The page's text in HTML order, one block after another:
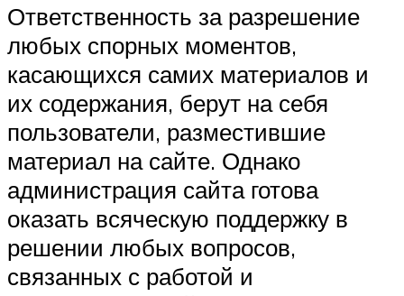
Ответственность за разрешение
любых спорных моментов,
касающихся самих материалов и
их содержания, берут на себя
пользователи, разместившие
материал на сайте. Однако
администрация сайта готова
оказать всяческую поддержку в
решении любых вопросов,
связанных с работой и